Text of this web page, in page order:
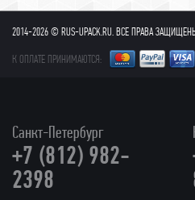
2014-2026 © RUS-UPACK.RU. ВСЕ ПРАВА
К ОПЛАТЕ ПРИНИМАЮТСЯ:
Санкт-Петербург
+7 (812) 982-
2398